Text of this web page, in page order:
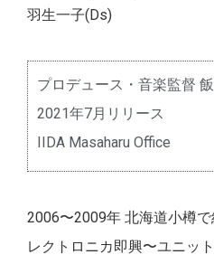
羽生一子(Ds)
プロデュース・音楽監督
2021年7月リリース
IIDA Masaharu Office
2006〜2009年 北海道小樽
レクトロニカ即興〜ユニッ